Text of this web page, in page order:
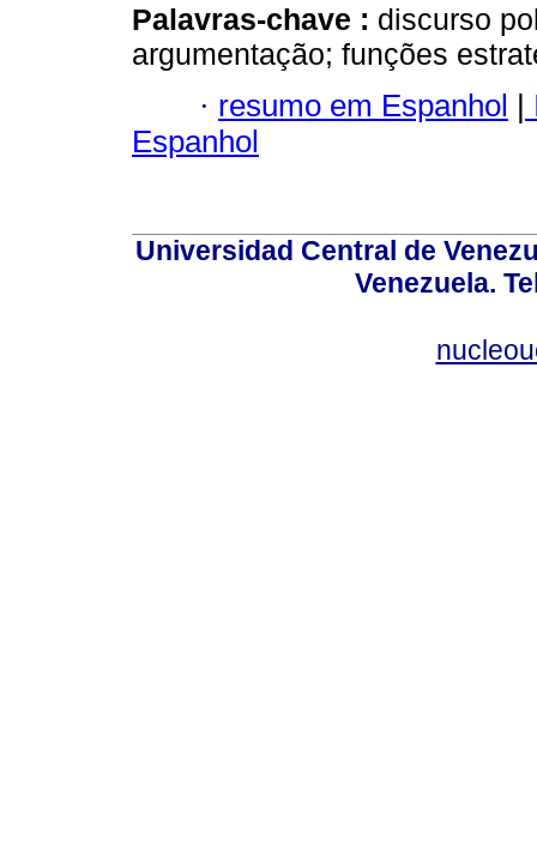
Palavras-chave : discurso
argumentação; funções
· resumo em Espanhol |
Espanhol
Universidad Central de
Venezuela.